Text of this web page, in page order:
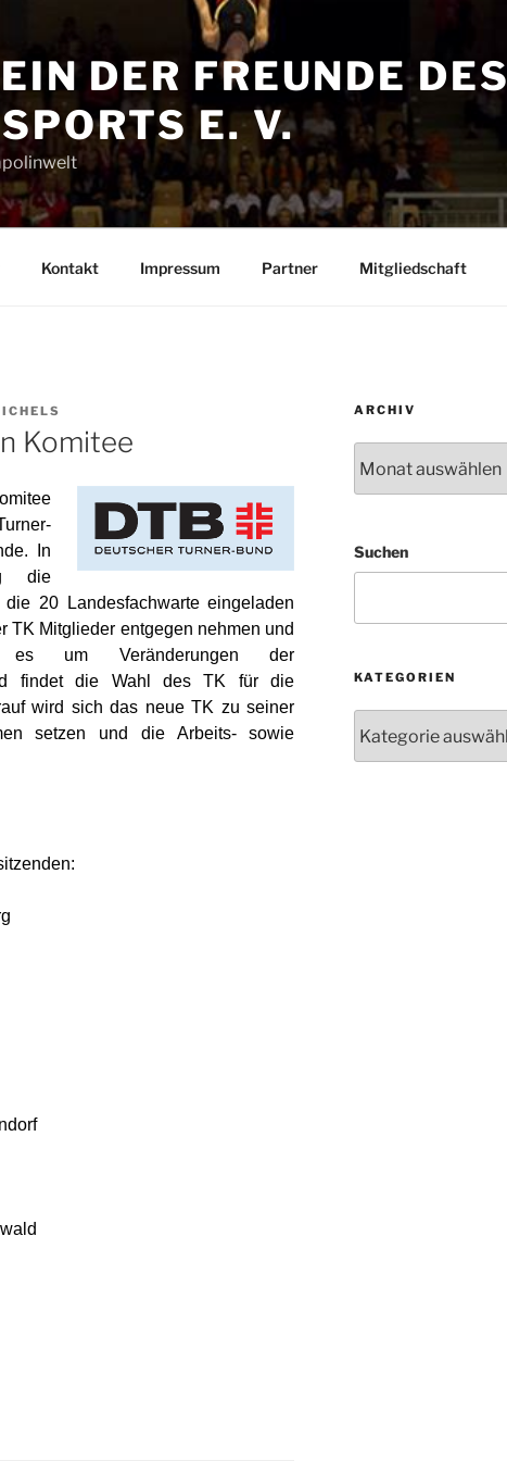
DER FREUNDE DES
E. V.
Kontakt Impressum Partner Mitgliedschaft
Komitee
In
die
20 Landesfachwarte eingeladen
TK Mitglieder entgegen nehmen und
es um Veränderungen der
findet die Wahl des TK für die
wird sich das neue TK zu seiner
setzen und die Arbeits- sowie
ARCHIV
Suchen
KATEGORIEN